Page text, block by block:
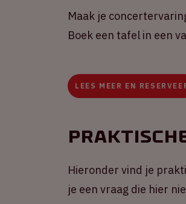
Maak je
Boek een tafel in een
LEES MEER EN
Hieronder vind je
je een vraag die hier